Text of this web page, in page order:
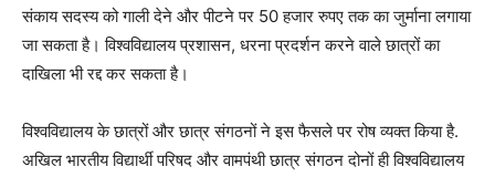
संकाय सदस्य को गाली देने और पीटने पर 50 हजार रुपए तक का जुर्माना लगाया
जा सकता है। विश्वविद्यालय प्रशासन, धरना प्रदर्शन करने वाले छात्रों का
दाखिला भी रद्द कर सकता है।
विश्वविद्यालय के छात्रों और छात्र संगठनों ने इस फैसले पर रोष व्यक्त किया है.
अखिल भारतीय विद्यार्थी परिषद और वामपंथी छात्र संगठन दोनों ही विश्वविद्यालय